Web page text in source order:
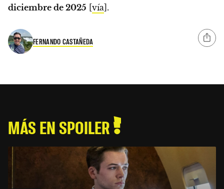
diciembre de 2025 [vía].
FERNANDO CASTAÑEDA
MÁS EN SPOILER